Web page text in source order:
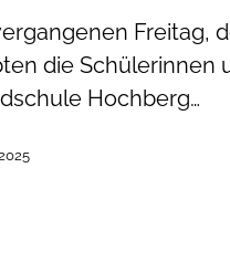
Freitag,
die Schülerinnen
Hochberg…